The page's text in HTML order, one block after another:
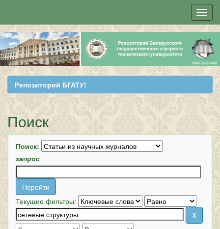
Skip
navigation
Репозиторий БГАТУ!
Поиск
Поиск:
запрос
Текущие фильтры: